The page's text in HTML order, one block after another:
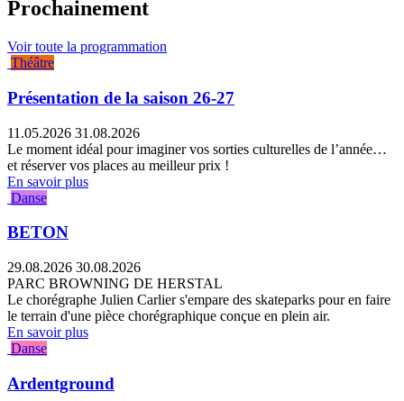
Prochainement
Voir toute la programmation
Théâtre
Présentation de la saison 26-27
11.05.2026 31.08.2026
Le moment idéal pour imaginer vos sorties culturelles de l’année…
et réserver vos places au meilleur prix !
En savoir plus
Danse
BETON
29.08.2026 30.08.2026
PARC BROWNING DE HERSTAL
Le chorégraphe Julien Carlier s'empare des skateparks pour en faire
le terrain d'une pièce chorégraphique conçue en plein air.
En savoir plus
Danse
Ardentground